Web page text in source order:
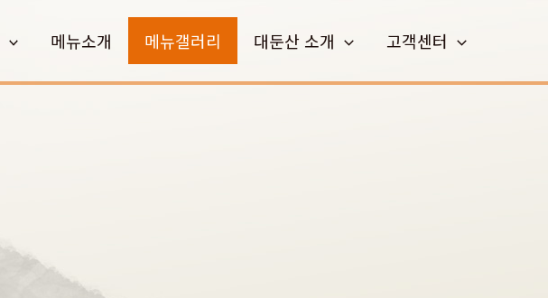
메뉴소개 메뉴갤러리 대둔산 소개 고객센터